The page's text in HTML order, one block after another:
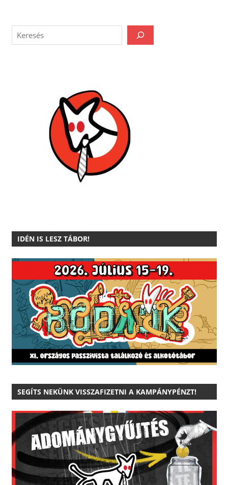
IDÉN IS LESZ TÁBOR!
SEGÍTS NEKÜNK VISSZAFIZETNI A KAMPÁNYPÉNZT!